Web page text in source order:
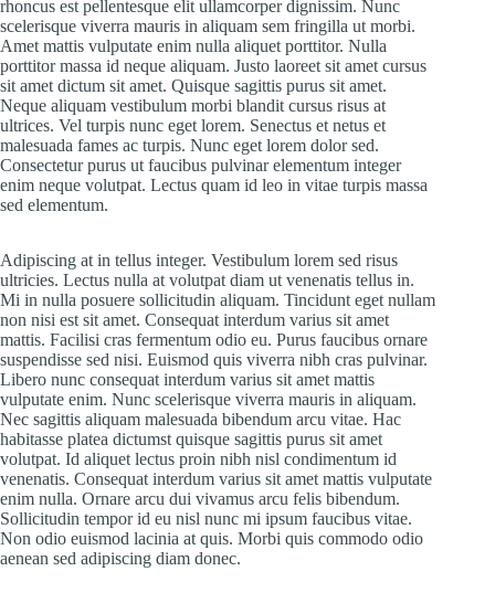
rhoncus est pellentesque elit ullamcorper dignissim. Nunc
scelerisque viverra mauris in aliquam sem fringilla ut morbi.
Amet mattis vulputate enim nulla aliquet porttitor. Nulla
porttitor massa id neque aliquam. Justo laoreet sit amet cursus
sit amet dictum sit amet. Quisque sagittis purus sit amet.
Neque aliquam vestibulum morbi blandit cursus risus at
ultrices. Vel turpis nunc eget lorem. Senectus et netus et
malesuada fames ac turpis. Nunc eget lorem dolor sed.
Consectetur purus ut faucibus pulvinar elementum integer
enim neque volutpat. Lectus quam id leo in vitae turpis massa
sed elementum.
Adipiscing at in tellus integer. Vestibulum lorem sed risus
ultricies. Lectus nulla at volutpat diam ut venenatis tellus in.
Mi in nulla posuere sollicitudin aliquam. Tincidunt eget nullam
non nisi est sit amet. Consequat interdum varius sit amet
mattis. Facilisi cras fermentum odio eu. Purus faucibus ornare
suspendisse sed nisi. Euismod quis viverra nibh cras pulvinar.
Libero nunc consequat interdum varius sit amet mattis
vulputate enim. Nunc scelerisque viverra mauris in aliquam.
Nec sagittis aliquam malesuada bibendum arcu vitae. Hac
habitasse platea dictumst quisque sagittis purus sit amet
volutpat. Id aliquet lectus proin nibh nisl condimentum id
venenatis. Consequat interdum varius sit amet mattis vulputate
enim nulla. Ornare arcu dui vivamus arcu felis bibendum.
Sollicitudin tempor id eu nisl nunc mi ipsum faucibus vitae.
Non odio euismod lacinia at quis. Morbi quis commodo odio
aenean sed adipiscing diam donec.